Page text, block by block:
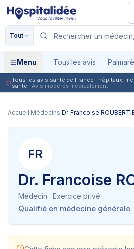
Aller au contenu principal
Tout
Menu Tous les avis
Tous les avis santé de France : hôpitaux,
santé · Avis modérés médicalement
Accueil·Médecins·Dr. Francoise
FR
Dr. Francoise
Médecin · Exercice privé
Qualifié en médecine générale